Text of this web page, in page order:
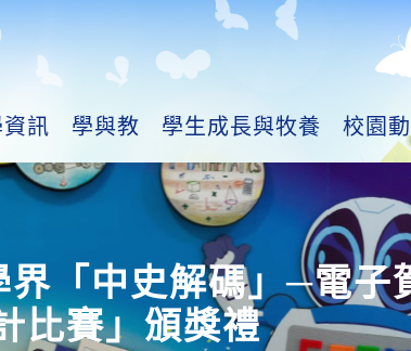
資訊 學與教 學生成長與牧養 校園
界「中史解碼」─電子
比賽」頒獎禮